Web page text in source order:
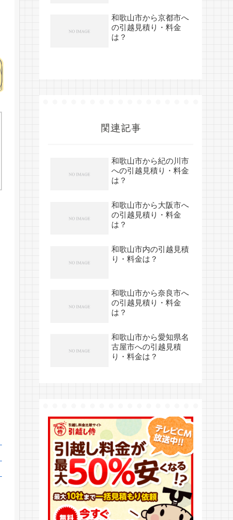
和歌山市から京都市へ
の引越見積り・料金
は？
関連記事
和歌山市から紀の川市
への引越見積り・料金
は？
和歌山市から大阪市へ
の引越見積り・料金
は？
和歌山市内の引越見積
り・料金は？
和歌山市から奈良市へ
の引越見積り・料金
は？
和歌山市から愛知県名
古屋市への引越見積
り・料金は？